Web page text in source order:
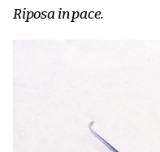
Riposa in pace.